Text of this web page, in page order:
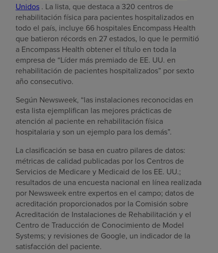
Unidos . La lista, que destaca a 320 centros de
rehabilitación física para pacientes hospitalizados en
todo el país, incluye 66 hospitales Encompass Health
que batieron récords en 27 estados, lo que le permitió
a Encompass Health obtener el título en toda la
empresa de “Líder más premiado de EE. UU. en
rehabilitación de pacientes hospitalizados” por sexto
año consecutivo.
Según Newsweek, “las instalaciones reconocidas en
esta lista ejemplifican las mejores prácticas de
atención al paciente en rehabilitación física
hospitalaria y son un ejemplo para los demás”.
La clasificación se basa en cuatro pilares de datos:
métricas de calidad publicadas por los Centros de
Servicios de Medicare y Medicaid de los EE. UU.;
resultados de una encuesta nacional en línea realizada
por Newsweek entre expertos en el campo; datos de
acreditación proporcionados por la Comisión sobre
Acreditación de Instalaciones de Rehabilitación y el
Centro de Traducción de Conocimiento de Model
Systems; y revisiones de Google, un indicador de la
satisfacción del paciente.